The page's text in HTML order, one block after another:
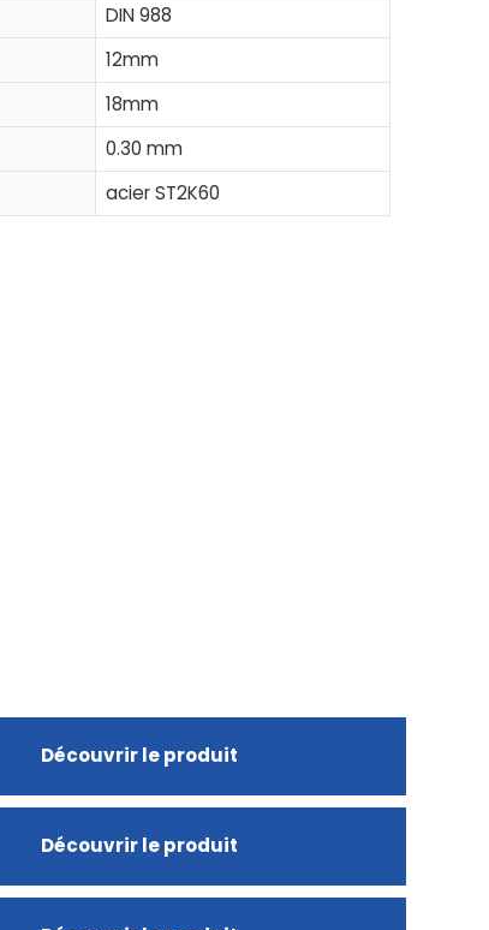
DIN 988
12mm
18mm
0.30 mm
acier ST2K60
Découvrir le produit
Découvrir le produit